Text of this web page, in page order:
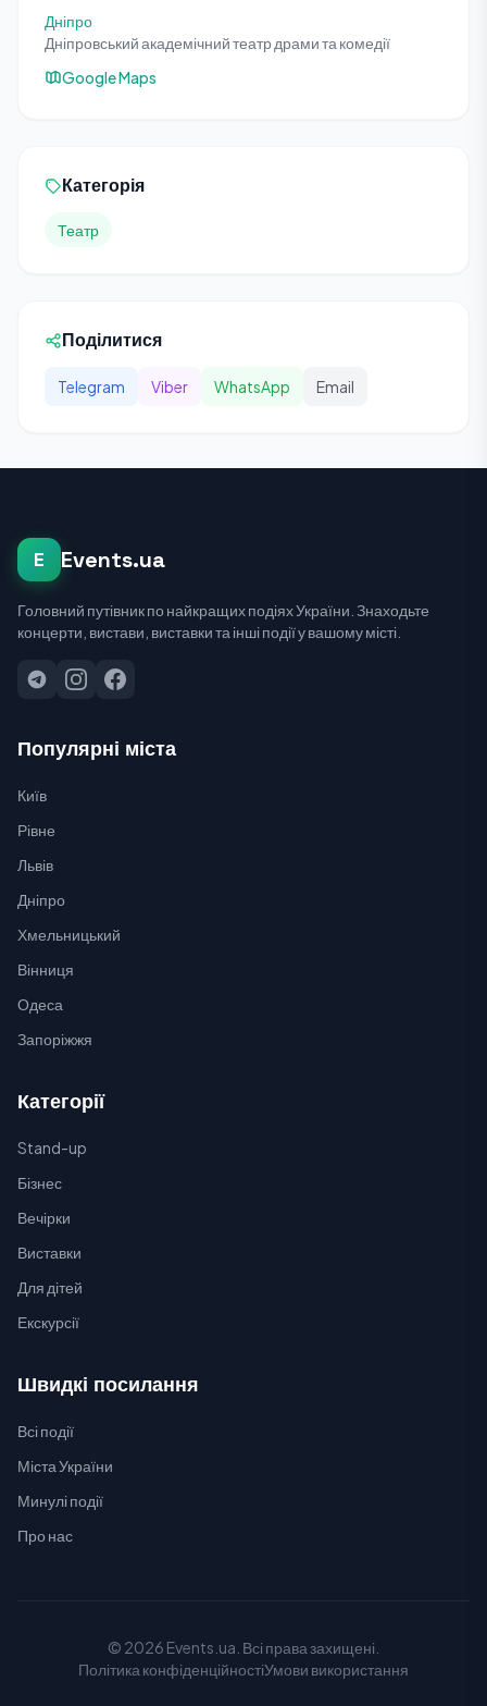
Дніпро
Дніпровський академічний театр драми та комедії
Google Maps
Категорія
Театр
Поділитися
Telegram Viber WhatsApp Email
E Events.ua
Головний путівник по найкращих подіях України. Знаходьте
концерти, вистави, виставки та інші події у вашому місті.
Популярні міста
Київ
Рівне
Львів
Дніпро
Хмельницький
Вінниця
Одеса
Запоріжжя
Категорії
Stand-up
Бізнес
Вечірки
Виставки
Для дітей
Екскурсії
Швидкі посилання
Всі події
Міста України
Минулі події
Про нас
© 2026 Events.ua. Всі права захищені.
Політика конфіденційностіУмови використання